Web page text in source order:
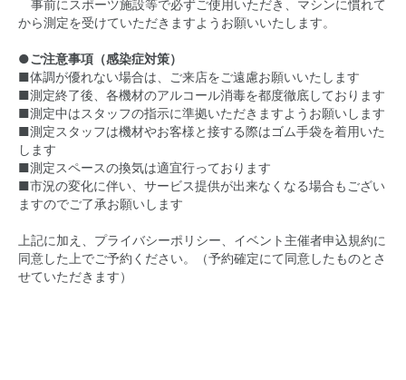
事前にスポーツ施設等で必ずご使用いただき、マシンに慣れて
から測定を受けていただきますようお願いいたします。
●ご注意事項（感染症対策）
■体調が優れない場合は、ご来店をご遠慮お願いいたします
■測定終了後、各機材のアルコール消毒を都度徹底しております
■測定中はスタッフの指示に準拠いただきますようお願いします
■測定スタッフは機材やお客様と接する際はゴム手袋を着用いた
します
■測定スペースの換気は適宜行っております
■市況の変化に伴い、サービス提供が出来なくなる場合もござい
ますのでご了承お願いします
上記に加え、プライバシーポリシー、イベント主催者申込規約に
同意した上でご予約ください。（予約確定にて同意したものとさ
せていただきます）